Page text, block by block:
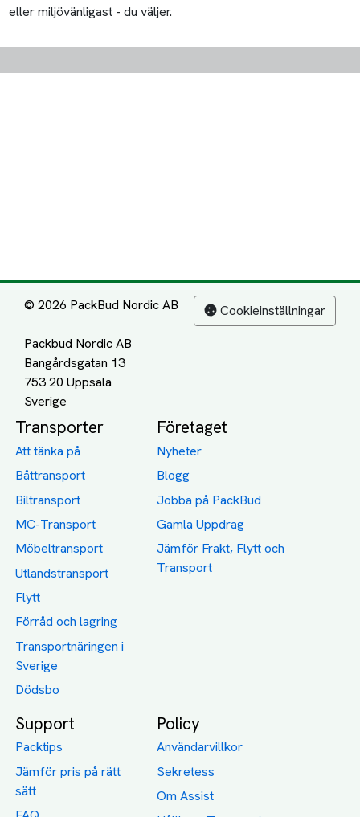
eller miljövänligast - du väljer.
© 2026 PackBud Nordic AB
Packbud Nordic AB
Bangårdsgatan 13
753 20 Uppsala
Cookieinställningar
Transporter
Att tänka på
Båttransport
Biltransport
MC-Transport
Möbeltransport
Utlandstransport
Flytt
Förråd och lagring
Transportnäringen i
Sverige
Dödsbo
Företaget
Nyheter
Blogg
Jobba på PackBud
Gamla Uppdrag
Jämför Frakt, Flytt och
Transport
Support
Packtips
Jämför pris på rätt
sätt
Policy
Användarvillkor
Sekretess
Om Assist